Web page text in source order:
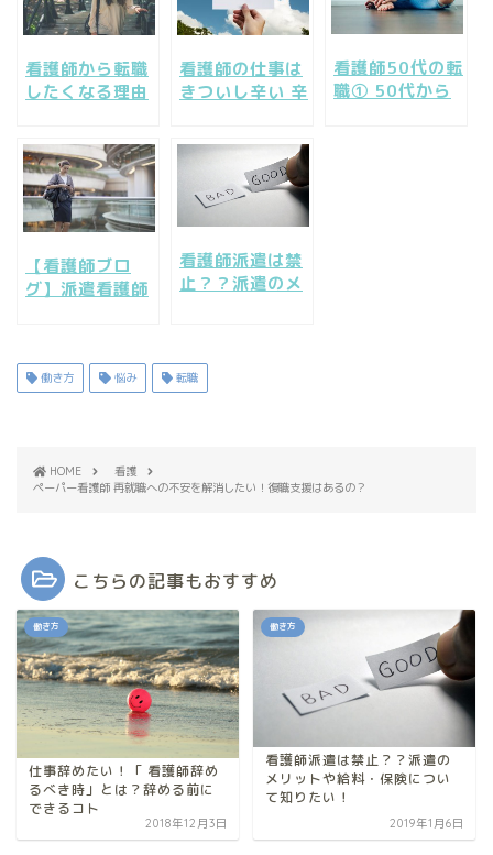
看護師から転職
したくなる理由
ーン
看護師の仕事は
きついし辛い 辛
って？
看護師50代の転
職① 50代から
【看護師ブロ
グ】派遣看護師
ってどうなの？
看護師派遣は禁
止？？派遣のメ
働き方 悩み 転職
HOME
看護
ペーパー看護師 再就職への不安を解消したい！復職支援はあるの？
こちらの記事もおすすめ
働き方
仕事辞めたい！「 看護師辞め
るべき時」とは？辞める前に
できるコト
2018年12月3日
働き方
看護師派遣は禁止？？派遣の
メリットや給料・保険につい
て知りたい！
2019年1月6日